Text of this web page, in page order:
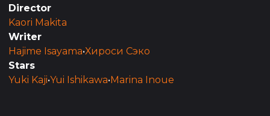
другими странами в надежде сохранить какую-
либо прибыль от ресурсов Парадиза для себя.
Ханджи Зоэ пришла к выводу, что
Разведкорпусу придется самим отправиться в
мир и встретиться с людьми из первых рук.
Director
Kaori Makita
Writer
Hajime Isayama•Хироси Сэко
Stars
Yuki Kaji•Yui Ishikawa• Marina Inoue